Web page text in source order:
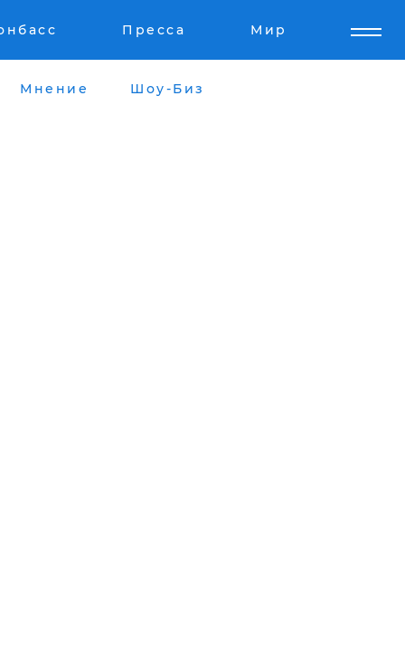
Пресса Мир
Мнение Шоу-Биз